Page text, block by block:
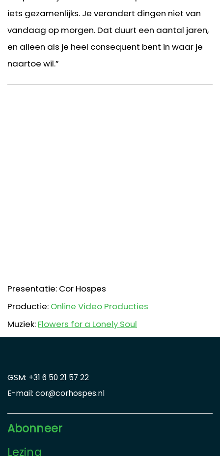
iets gezamenlijks. Je verandert dingen niet van
vandaag op morgen. Dat duurt een aantal jaren,
en alleen als je heel consequent bent in waar je
naartoe wil.”
Presentatie: Cor Hospes
Productie: Online Video Producties
Muziek: Flowers for a Lonely Soul
GSM: +31 6 50 21 57 22
E-mail: cor@corhospes.nl
Abonneer
Lezing